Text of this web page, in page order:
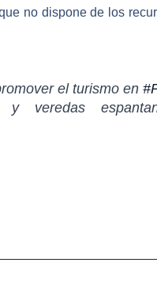
no dispone de los
el turismo en
veredas